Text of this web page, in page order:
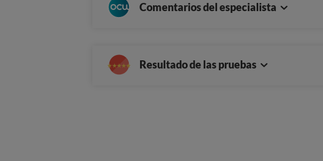
Comentarios del especialista
Resultado de las pruebas